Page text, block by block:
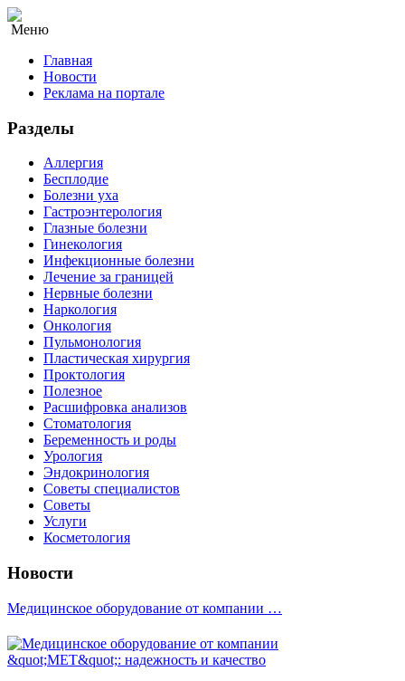
Меню
Главная
Новости
Реклама на портале
Разделы
Аллергия
Бесплодие
Болезни уха
Гастроэнтерология
Глазные болезни
Гинекология
Инфекционные болезни
Лечение за границей
Нервные болезни
Наркология
Онкология
Пульмонология
Пластическая хирургия
Проктология
Полезное
Расшифровка анализов
Стоматология
Беременность и роды
Урология
Эндокринология
Советы специалистов
Советы
Услуги
Косметология
Новости
Медицинское оборудование от компании …